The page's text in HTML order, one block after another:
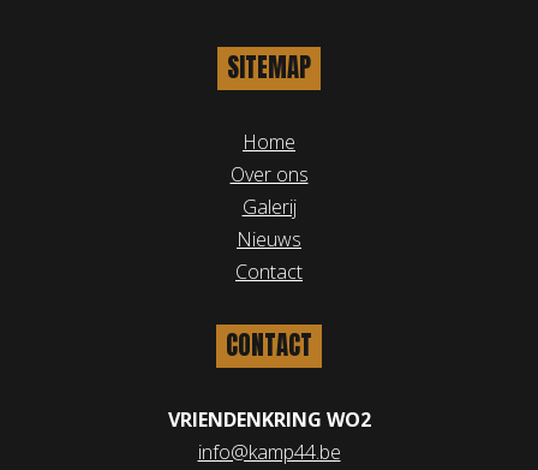
SITEMAP
Home
Over ons
Galerij
Nieuws
Contact
CONTACT
VRIENDENKRING WO2
info@kamp44.be